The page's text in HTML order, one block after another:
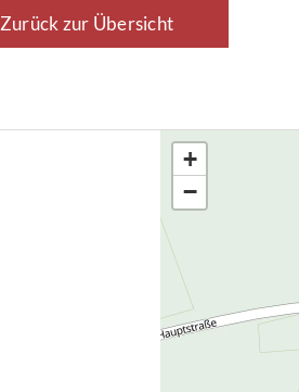
Zurück zur Übersicht
+
−